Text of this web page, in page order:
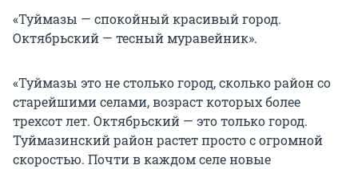
«Туймазы — спокойный красивый город.
Октябрьский — тесный муравейник».
«Туймазы это не столько город, сколько район со
старейшими селами, возраст которых более
трехсот лет. Октябрьский — это только город.
Туймазинский район растет просто с огромной
скоростью. Почти в каждом селе новые